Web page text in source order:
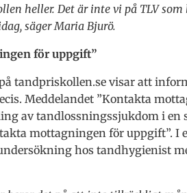
heller. Det är inte vi på TLV
säger Maria Bjurö.
för uppgift”
tandpriskollen.se visar att
Meddelandet ”Kontakta
av tandlossningssjukdom i en
mottagningen för uppgift”. I
hos tandhygienist